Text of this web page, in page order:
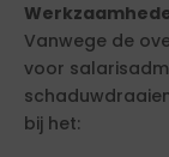
Vanwege de
voor
bij het: